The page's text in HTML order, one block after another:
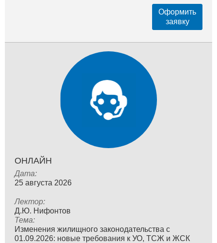
Оформить
заявку
ОНЛАЙН
Дата:
25 августа 2026
Лектор:
Д.Ю. Нифонтов
Тема:
Изменения жилищного законодательства с
01.09.2026: новые требования к УО, ТСЖ и ЖСК